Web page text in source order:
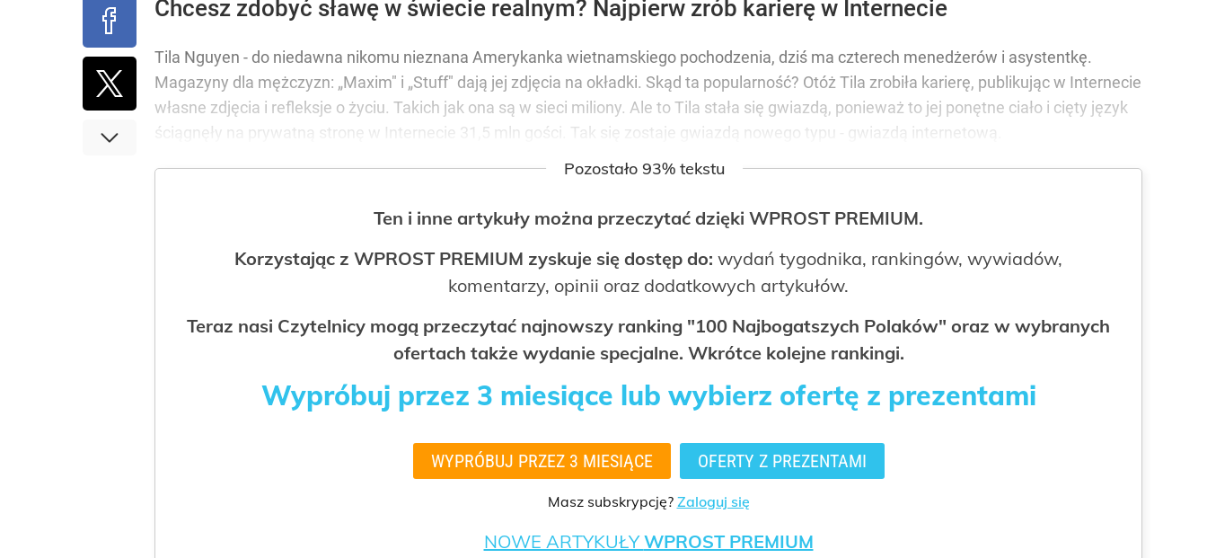
Chcesz zdobyć sławę w świecie realnym? Najpierw zrób karierę w Internecie
Tila Nguyen - do niedawna nikomu nieznana Amerykanka wietnamskiego pochodzenia, dziś ma czterech menedżerów i asystentkę.
Magazyny dla mężczyzn: „Maxim" i „Stuff" dają jej zdjęcia na okładki. Skąd ta popularność? Otóż Tila zrobiła karierę, publikując w Internecie
własne zdjęcia i refleksje o życiu. Takich jak ona są w sieci miliony. Ale to Tila stała się gwiazdą, ponieważ to jej ponętne ciało i cięty język
ściągnęły na prywatną stronę w Internecie 31,5 mln gości. Tak się zostaje gwiazdą nowego typu - gwiazdą internetową.
Pozostało 93% tekstu
Ten i inne artykuły można przeczytać dzięki WPROST PREMIUM.
Korzystając z WPROST PREMIUM zyskuje się dostęp do: wydań tygodnika, rankingów, wywiadów,
komentarzy, opinii oraz dodatkowych artykułów.
Teraz nasi Czytelnicy mogą przeczytać najnowszy ranking "100 Najbogatszych Polaków" oraz w wybranych
ofertach także wydanie specjalne. Wkrótce kolejne rankingi.
Wypróbuj przez 3 miesiące lub wybierz ofertę z prezentami
WYPRÓBUJ PRZEZ 3 MIESIĄCE OFERTY Z PREZENTAMI
Masz subskrypcję? Zaloguj się
NOWE ARTYKUŁYWPROST PREMIUM